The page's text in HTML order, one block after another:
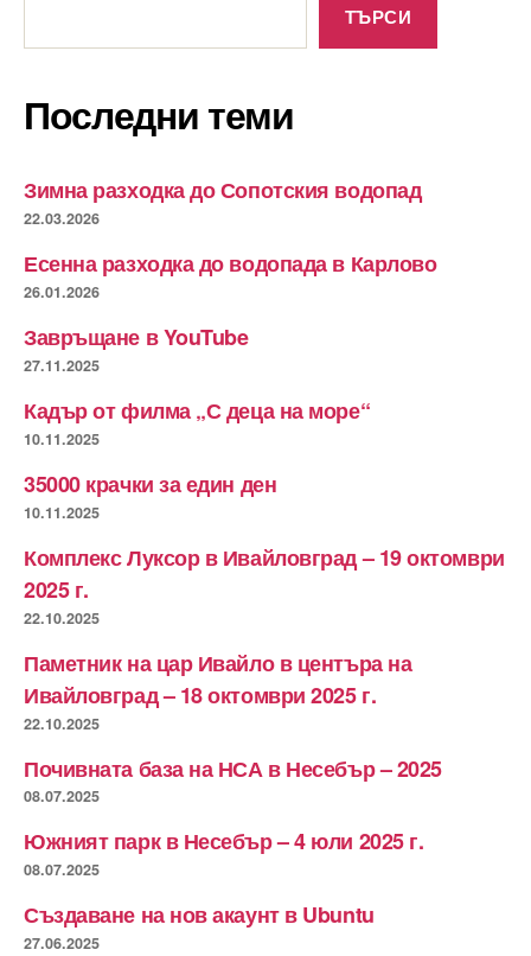
ТЪРСИ
Последни теми
Зимна разходка до Сопотския водопад
22.03.2026
Есенна разходка до водопада в Карлово
26.01.2026
Завръщане в YouTube
27.11.2025
Кадър от филма „С деца на море“
10.11.2025
35000 крачки за един ден
10.11.2025
Комплекс Луксор в Ивайловград – 19 октомври
2025 г.
22.10.2025
Паметник на цар Ивайло в центъра на
Ивайловград – 18 октомври 2025 г.
22.10.2025
Почивната база на НСА в Несебър – 2025
08.07.2025
Южният парк в Несебър – 4 юли 2025 г.
08.07.2025
Създаване на нов акаунт в Ubuntu
27.06.2025